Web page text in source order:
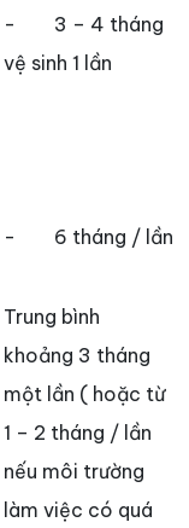
- 3 – 4 tháng
vệ sinh 1 lần
- 6 tháng / lần
Trung bình
khoảng 3 tháng
một lần ( hoặc từ
1 – 2 tháng / lần
nếu môi trường
làm việc có quá